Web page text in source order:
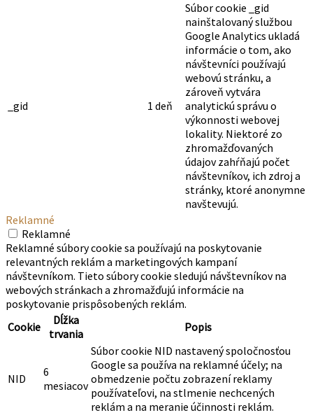
_gid 1 deň
Súbor cookie _gid
nainštalovaný službou
Google Analytics ukladá
informácie o tom, ako
návštevníci používajú
webovú stránku, a
zároveň vytvára
analytickú správu o
výkonnosti webovej
lokality. Niektoré zo
zhromažďovaných
údajov zahŕňajú počet
návštevníkov, ich zdroj a
stránky, ktoré anonymne
navštevujú.
Reklamné
Reklamné
Reklamné súbory cookie sa používajú na poskytovanie
relevantných reklám a marketingových kampaní
návštevníkom. Tieto súbory cookie sledujú návštevníkov na
webových stránkach a zhromažďujú informácie na
poskytovanie prispôsobených reklám.
Cookie
Dĺžka
trvania
Popis
NID
6
mesiacov
Súbor cookie NID nastavený spoločnosťou
Google sa používa na reklamné účely; na
obmedzenie počtu zobrazení reklamy
používateľovi, na stlmenie nechcených
reklám a na meranie účinnosti reklám.